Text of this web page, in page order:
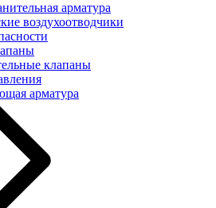
арматура
воздухоотводчики
клапаны
арматура